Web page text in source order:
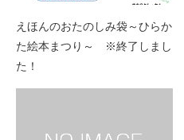
えほんのおたのしみ袋～ひらか
た絵本まつり～ ※終了しまし
た！